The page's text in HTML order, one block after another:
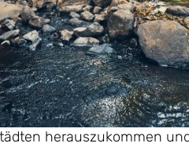
herauszukommen